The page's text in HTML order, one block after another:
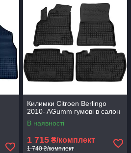
Килимки Citroen Berlingo
2010- AGumm гумові в салон
В наявності
1 715 ₴/комплект
1 740 ₴/комплект